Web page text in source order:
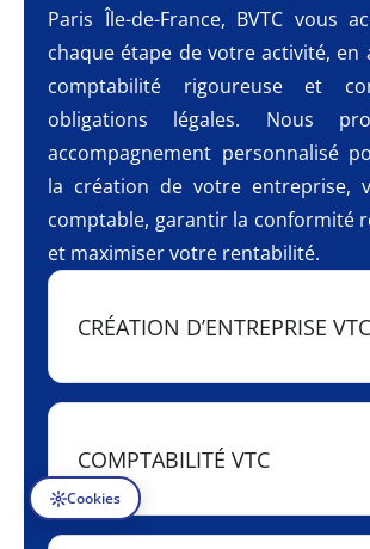
Paris Île-de-France, BVTC vous
chaque étape de votre activité, en
comptabilité rigoureuse et
obligations légales. Nous
accompagnement personnalisé
la création de votre entreprise,
comptable, garantir la conformité
et maximiser votre rentabilité.
CRÉATION D’ENTREPRISE VTC
COMPTABILITÉ VTC
Cookies